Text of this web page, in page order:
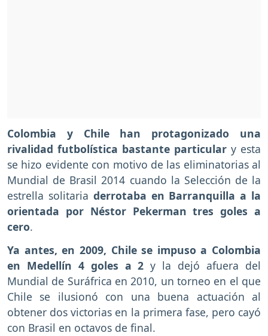
Colombia y Chile han protagonizado una
rivalidad futbolística bastante particular y esta
se hizo evidente con motivo de las eliminatorias al
Mundial de Brasil 2014 cuando la Selección de la
estrella solitaria derrotaba en Barranquilla a la
orientada por Néstor Pekerman tres goles a
cero.
Ya antes, en 2009, Chile se impuso a Colombia
en Medellín 4 goles a 2 y la dejó afuera del
Mundial de Suráfrica en 2010, un torneo en el que
Chile se ilusionó con una buena actuación al
obtener dos victorias en la primera fase, pero cayó
con Brasil en octavos de final.